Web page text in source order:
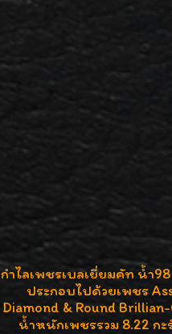
กำไลเพชรเบลเยี่ยมคัท น้ำ
ประกอบไปด้วยเพชร
Diamond & Round
น้ำหนักเพชรรวม 8.22 กะ